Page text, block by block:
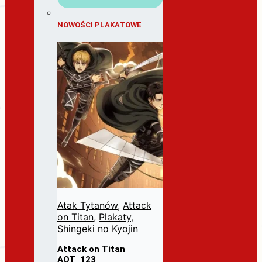
NOWOŚCI PLAKATOWE
Atak Tytanów, Attack
on Titan, Plakaty,
Shingeki no Kyojin
Attack on Titan
AOT_123